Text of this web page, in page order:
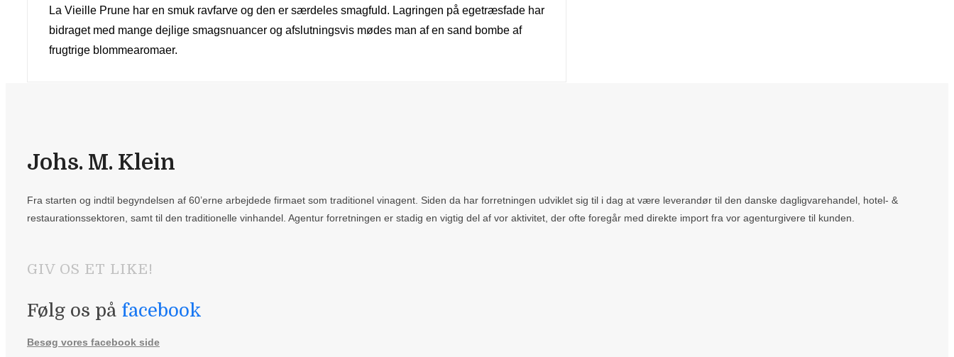
La Vieille Prune har en smuk ravfarve og den er særdeles smagfuld. Lagringen på egetræsfade har
bidraget med mange dejlige smagsnuancer og afslutningsvis mødes man af en sand bombe af
frugtrige blommearomaer.
Johs. M. Klein
Fra starten og indtil begyndelsen af 60’erne arbejdede firmaet som traditionel vinagent. Siden da har forretningen udviklet sig til i dag at være leverandør til den danske dagligvarehandel, hotel- &
restaurationssektoren, samt til den traditionelle vinhandel. Agentur forretningen er stadig en vigtig del af vor aktivitet, der ofte foregår med direkte import fra vor agenturgivere til kunden.
GIV OS ET LIKE!
Følg os på facebook
Besøg vores facebook side